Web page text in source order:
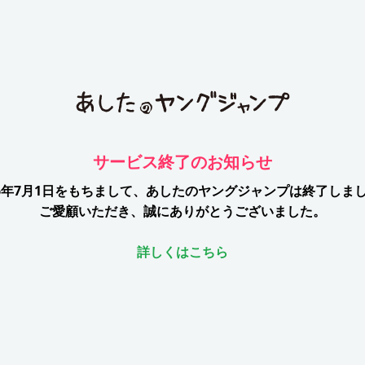
サービス終了のお知らせ
7月1日をもちまして、 あしたのヤングジャンプは終了しま
ご愛顧いただき、誠にありがとうございました。
詳しくはこちら